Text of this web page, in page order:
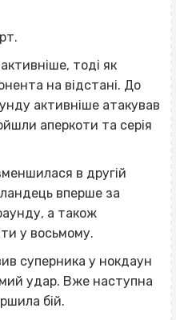
тоді як
на відстані. До
активніше атакував
аперкоти та серія
в другій
вперше за
а також
у восьмому.
суперника у нокдаун
удар. Вже наступна
бій.